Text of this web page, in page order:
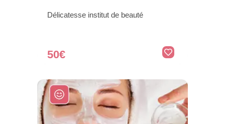
Délicatesse institut de beauté
50€